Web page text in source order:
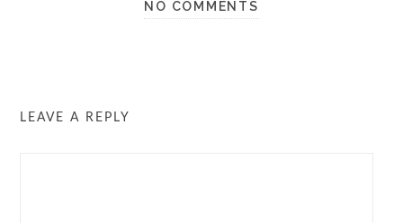
NO COMMENTS
LEAVE A REPLY